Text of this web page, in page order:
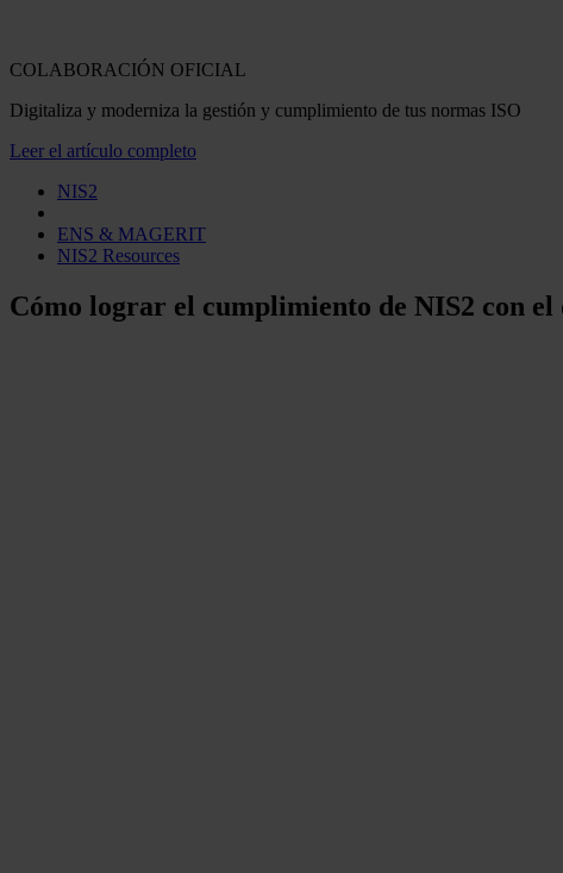
COLABORACIÓN OFICIAL
Digitaliza y moderniza la gestión y cumplimiento de tus normas ISO
Leer el artículo completo
NIS2
ENS & MAGERIT
NIS2 Resources
Cómo lograr el cumplimiento de NIS2 con